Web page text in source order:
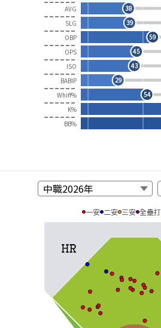
AVG
38
SLG
39
OBP
59
OPS
45
ISO
43
BABIP
29
Whiff%
54
K%
BB%
一安 二安 三安 全壘打